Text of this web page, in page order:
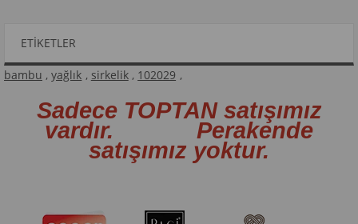
ETIKETLER
bambu , yağlık , sirkelik , 102029 ,
Sadece TOPTAN satışımız
vardır. Perakende
satışımız yoktur.